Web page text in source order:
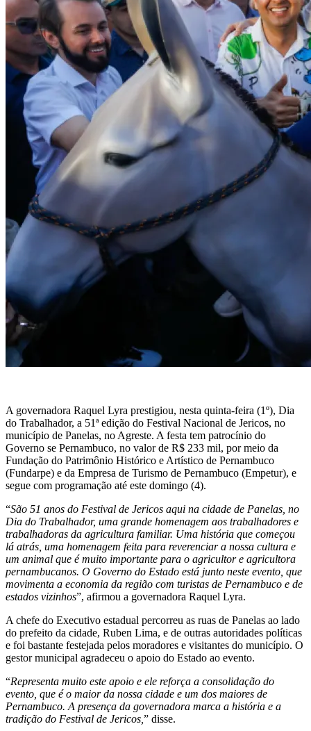
A governadora Raquel Lyra prestigiou, nesta quinta-feira (1º), Dia
do Trabalhador, a 51ª edição do Festival Nacional de Jericos, no
município de Panelas, no Agreste. A festa tem patrocínio do
Governo se Pernambuco, no valor de R$ 233 mil, por meio da
Fundação do Patrimônio Histórico e Artístico de Pernambuco
(Fundarpe) e da Empresa de Turismo de Pernambuco (Empetur), e
segue com programação até este domingo (4).
“São 51 anos do Festival de Jericos aqui na cidade de Panelas, no
Dia do Trabalhador, uma grande homenagem aos trabalhadores e
trabalhadoras da agricultura familiar. Uma história que começou
lá atrás, uma homenagem feita para reverenciar a nossa cultura e
um animal que é muito importante para o agricultor e agricultora
pernambucanos. O Governo do Estado está junto neste evento, que
movimenta a economia da região com turistas de Pernambuco e de
estados vizinhos”, afirmou a governadora Raquel Lyra.
A chefe do Executivo estadual percorreu as ruas de Panelas ao lado
do prefeito da cidade, Ruben Lima, e de outras autoridades políticas
e foi bastante festejada pelos moradores e visitantes do município. O
gestor municipal agradeceu o apoio do Estado ao evento.
“Representa muito este apoio e ele reforça a consolidação do
evento, que é o maior da nossa cidade e um dos maiores de
Pernambuco. A presença da governadora marca a história e a
tradição do Festival de Jericos, ” disse.